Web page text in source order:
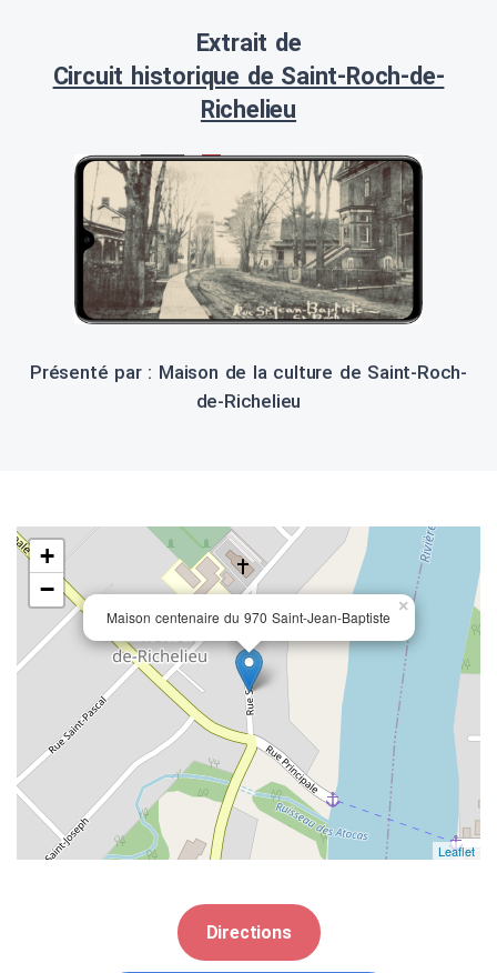
Extrait de
Circuit historique de Saint-Roch-de-
Richelieu
Présenté par : Maison de la culture de Saint-Roch-
de-Richelieu
Maison centenaire du 970 Saint-Jean-Baptiste
×
+
−
Leaflet
Directions